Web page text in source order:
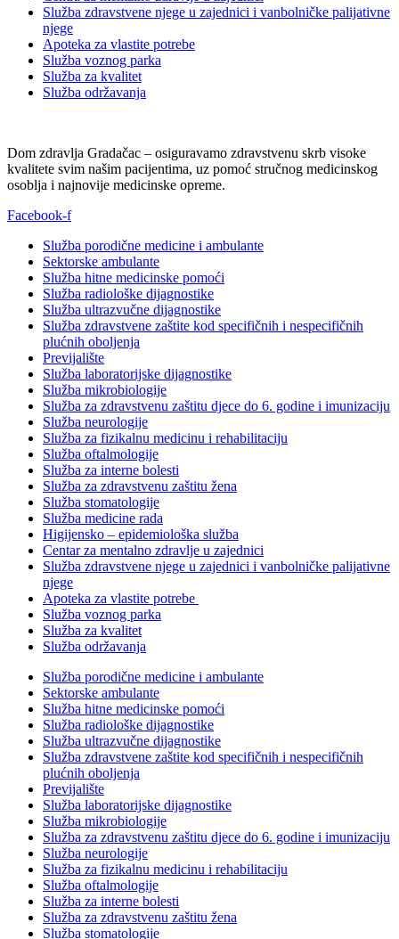
Služba zdravstvene njege u zajednici i vanbolničke palijativne
njege
Apoteka za vlastite potrebe
Služba voznog parka
Služba za kvalitet
Služba održavanja
Dom zdravlja Gradačac – osiguravamo zdravstvenu skrb visoke
kvalitete svim našim pacijentima, uz pomoć stručnog medicinskog
osoblja i najnovije medicinske opreme.
Facebook-f
Služba porodične medicine i ambulante
Sektorske ambulante
Služba hitne medicinske pomoći
Služba radiološke dijagnostike
Služba ultrazvučne dijagnostike
Služba zdravstvene zaštite kod specifičnih i nespecifičnih
plućnih oboljenja
Previjalište
Služba laboratorijske dijagnostike
Služba mikrobiologije
Služba za zdravstvenu zaštitu djece do 6. godine i imunizaciju
Služba neurologije
Služba za fizikalnu medicinu i rehabilitaciju
Služba oftalmologije
Služba za interne bolesti
Služba za zdravstvenu zaštitu žena
Služba stomatologije
Služba medicine rada
Higijensko – epidemiološka služba
Centar za mentalno zdravlje u zajednici
Služba zdravstvene njege u zajednici i vanbolničke palijativne
njege
Apoteka za vlastite potrebe
Služba voznog parka
Služba za kvalitet
Služba održavanja
Služba porodične medicine i ambulante
Sektorske ambulante
Služba hitne medicinske pomoći
Služba radiološke dijagnostike
Služba ultrazvučne dijagnostike
Služba zdravstvene zaštite kod specifičnih i nespecifičnih
plućnih oboljenja
Previjalište
Služba laboratorijske dijagnostike
Služba mikrobiologije
Služba za zdravstvenu zaštitu djece do 6. godine i imunizaciju
Služba neurologije
Služba za fizikalnu medicinu i rehabilitaciju
Služba oftalmologije
Služba za interne bolesti
Služba za zdravstvenu zaštitu žena
Služba stomatologije